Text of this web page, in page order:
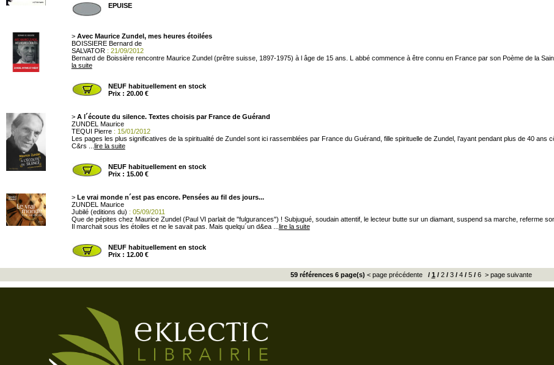
EPUISE
> Avec Maurice Zundel, mes heures étoilées
BOISSIERE Bernard de
SALVATOR: 21/09/2012
Bernard de Boissière rencontre Maurice Zundel (prêtre suisse, 1897-1975) à l âge de 15 ans. L abbé commence à être connu en France par son Poème de la
la suite
NEUF habituellement en stock
Prix : 20.00 €
> A l´écoute du silence. Textes choisis par France de Guérand
ZUNDEL Maurice
TEQUI Pierre: 15/01/2012
Les pages les plus significatives de la spiritualité de Zundel sont ici rassemblées par France du Guérand, fille spirituelle de Zundel, l’ayant pendant plus de 40 ans
C&rs ... lire la suite
NEUF habituellement en stock
Prix : 15.00 €
> Le vrai monde n´est pas encore. Pensées au fil des jours...
ZUNDEL Maurice
Jubilé (editions du) : 05/09/2011
Que de pépites chez Maurice Zundel (Paul VI parlait de "fulgurances") ! Subjugué, soudain attentif, le lecteur butte sur un diamant, suspend sa marche, referme
Il marchait sous les étoiles et ne le savait pas. Mais quelqu´un d&ea ... lire la suite
NEUF habituellement en stock
Prix : 12.00 €
59 références 6 page(s) < page précédente/ 1 /2/3/4/5/6 > page suivante